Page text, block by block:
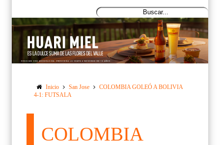
Inicio San Jose
COLOMBIA GOLEÓ A BOLIVIA
4-1: FUTSALA
COLOMBIA